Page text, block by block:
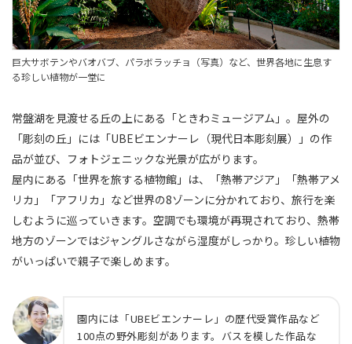
巨大サボテンやバオバブ、パラボラッチョ（写真）など、世界各地に生息す
る珍しい植物が一堂に
常盤湖を見渡せる丘の上にある「ときわミュージアム」。屋外の
「彫刻の丘」には「UBEビエンナーレ（現代日本彫刻展）」の作
品が並び、フォトジェニックな光景が広がります。
屋内にある「世界を旅する植物館」は、「熱帯アジア」「熱帯アメ
リカ」「アフリカ」など世界の8ゾーンに分かれており、旅行を楽
しむように巡っていきます。空調でも環境が再現されており、熱帯
地方のゾーンではジャングルさながら湿度がしっかり。珍しい植物
がいっぱいで親子で楽しめます。
園内には「UBEビエンナーレ」の歴代受賞作品など
100点の野外彫刻があります。バスを模した作品な